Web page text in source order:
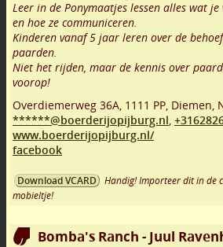
Leer in de Ponymaatjes lessen alles wat
en hoe ze communiceren.
Kinderen vanaf 5 jaar leren over de
paarden.
Niet het rijden, maar de kennis over
voorop!
Overdiemerweg 36A, 1111 PP, Diemen,
******@boerderijopijburg.nl,
www.boerderijopijburg.nl/
facebook
Download VCARD
Handig! Importeer dit in de
mobieltje!
Bomba's Ranch - Juul